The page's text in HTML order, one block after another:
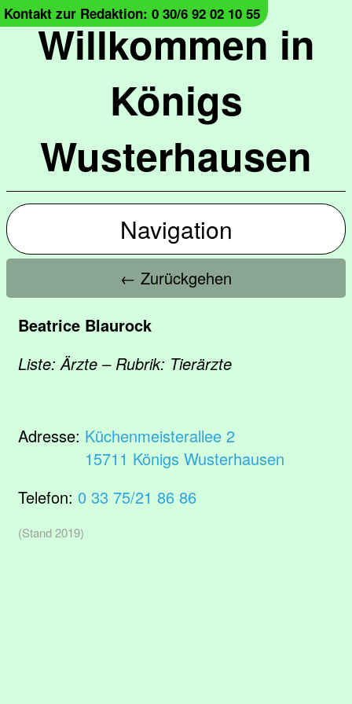
Willkommen in
Königs
Wusterhausen
Kontakt zur Redaktion: 0 30/6 92 02 10 55
Navigation
← Zurückgehen
Beatrice Blaurock
Liste: Ärzte – Rubrik: Tierärzte
Adresse: Küchenmeisterallee 2
15711 Königs Wusterhausen
Telefon: 0 33 75/21 86 86
(Stand 2019)